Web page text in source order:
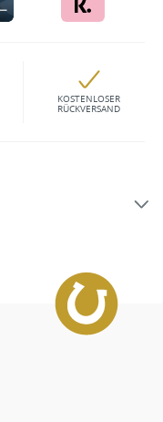
KOSTENLOSER
RÜCKVERSAND